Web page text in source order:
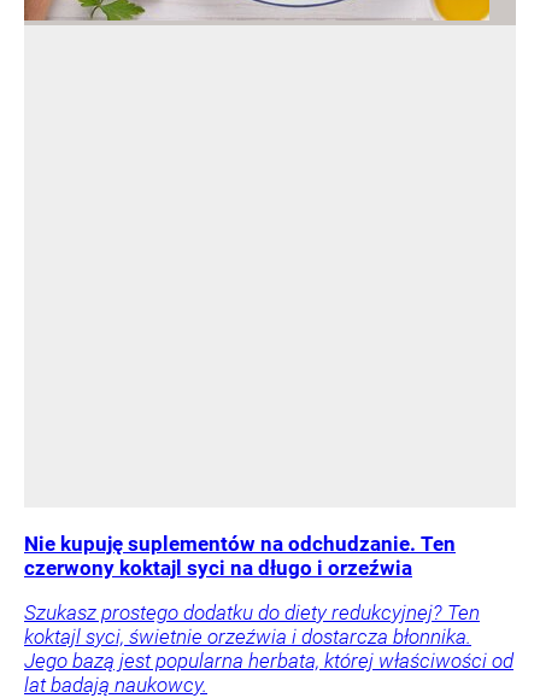
Nie kupuję suplementów na odchudzanie. Ten
czerwony koktajl syci na długo i orzeźwia
Szukasz prostego dodatku do diety redukcyjnej? Ten
koktajl syci, świetnie orzeźwia i dostarcza błonnika.
Jego bazą jest popularna herbata, której właściwości od
lat badają naukowcy.